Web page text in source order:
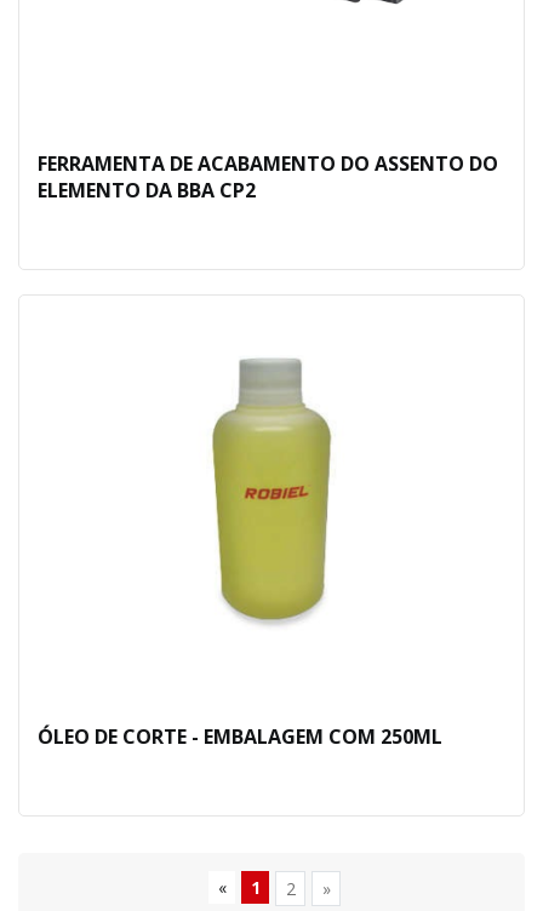
FERRAMENTA DE ACABAMENTO DO ASSENTO DO
ELEMENTO DA BBA CP2
ÓLEO DE CORTE - EMBALAGEM COM 250ML
« 1 2 »